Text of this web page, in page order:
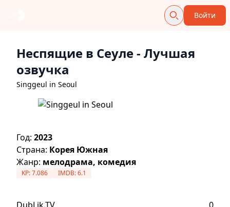
Войти
Неспящие в Сеуле- Лучшая
озвучка
Singgeul in Seoul
Год: 2023
Страна: Корея Южная
Жанр: мелодрама, комедия
KP:7.086 IMDB:6.1